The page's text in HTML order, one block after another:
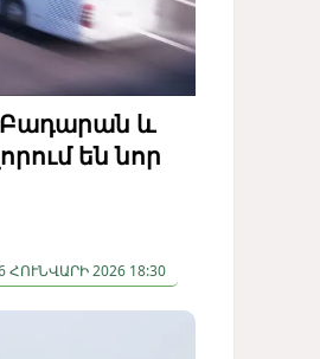
Բադարան և
են նոր
ՀՈՒՆՎԱՐԻ 2026 18:30